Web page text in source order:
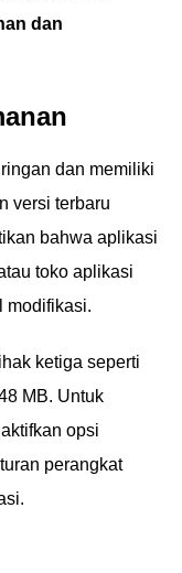
dan
dan memiliki
versi terbaru
bahwa aplikasi
toko aplikasi
modifikasi.
ketiga seperti
MB. Untuk
opsi
perangkat